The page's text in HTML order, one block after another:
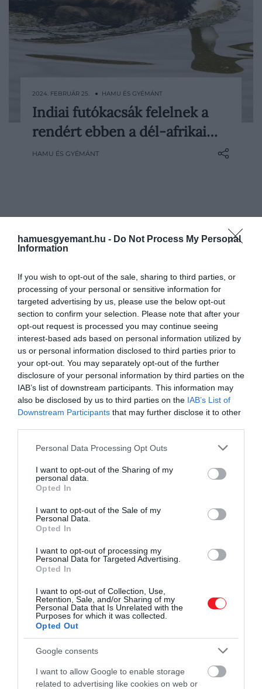
hamuesgyemant.hu - Do Not Process My Personal
Information
If you wish to opt-out of the sale, sharing to third parties, or
processing of your personal or sensitive information for
targeted advertising by us, please use the below opt-out
section to confirm your selection. Please note that after your
opt-out request is processed you may continue seeing
interest-based ads based on personal information utilized by
us or personal information disclosed to third parties prior to
your opt-out. You may separately opt-out of the further
disclosure of your personal information by third parties on the
IAB’s list of downstream participants. This information may
also be disclosed by us to third parties on the IAB’s List of
Downstream Participants that may further disclose it to other
Please note that this website/app uses one or more Google
not limited to your visit or usage behaviour. You may click to
grant or deny consent to Google and its third-party tags to
use your data for below specified purposes in below Google
consent section.
Personal Data Processing Opt Outs
I want to opt-out of the Sharing of my
personal data.
Opted In
I want to opt-out of the Sale of my
Personal Data.
Opted In
I want to opt-out of processing my
Personal Data for Targeted Advertising.
Opted In
I want to opt-out of Collection, Use,
Retention, Sale, and/or Sharing of my
Personal Data that Is Unrelated with the
Purposes for which it was collected.
Opted Out
Google consents
I want to allow Google to enable storage
related to advertising like cookies on web or
Elsőre furcsának tűnhet a módszer, de
van hagyománya.
2024. FEBRUÁR 25. ● HAMU ÉS GYÉMÁNT
Indiai futókacsák felelnek a
rendért ebben a dél-afrikai…
HAMU ÉS GYÉMÁNT
30 évnyi tervezést követően december 5-
legnagyobb távcsövének, az SKA
teleszkópnak az építése.
2024. JANUÁR 15. ● HAMU ÉS GYÉMÁNT
A Föld legnagyobb teleszkópja
a korai világegyetem…